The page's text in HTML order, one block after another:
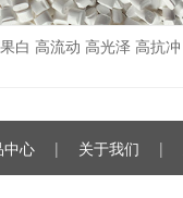
白 高流动 高光泽 高抗冲
中心 | 关于我们 |